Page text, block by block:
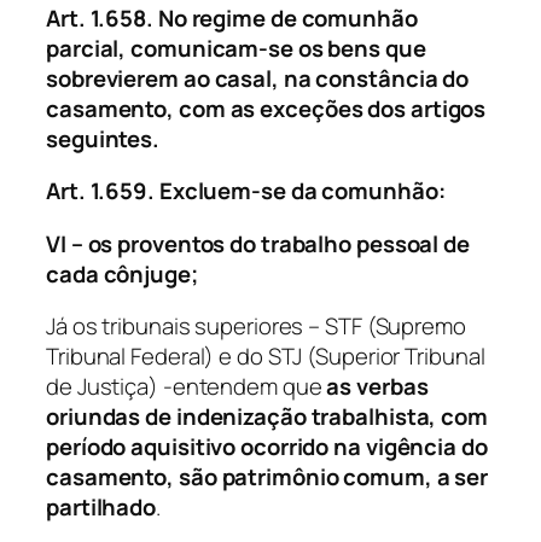
Art. 1.658. No regime de comunhão
parcial, comunicam-se os bens que
sobrevierem ao casal, na constância do
casamento, com as exceções dos artigos
seguintes.
Art. 1.659. Excluem-se da comunhão:
VI – os proventos do trabalho pessoal de
cada cônjuge;
Já os tribunais superiores – STF (Supremo
Tribunal Federal) e do STJ (Superior Tribunal
de Justiça) -entendem queas verbas
oriundas de indenização trabalhista, com
período aquisitivo ocorrido na vigência do
casamento, são patrimônio comum, a ser
partilhado.